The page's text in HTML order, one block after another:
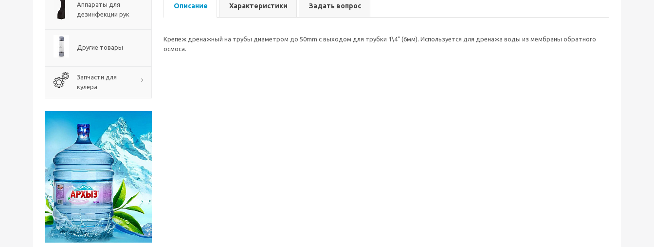
Аппараты для
дезинфекции рук
Другие товары
Запчасти для
кулера
Описание Характеристики Задать вопрос
Крепеж дренажный на трубы диаметром до 50mm с выходом для трубки 1\4" (6мм). Используется для дренажа воды из мембраны обратного
осмоса.